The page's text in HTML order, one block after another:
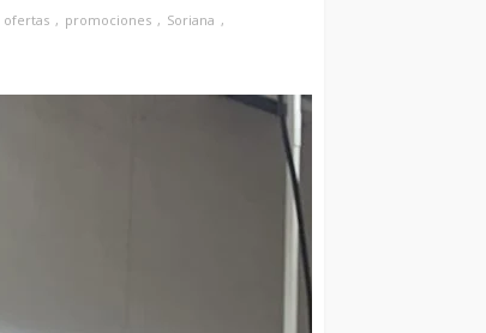
ofertas promociones
Soriana